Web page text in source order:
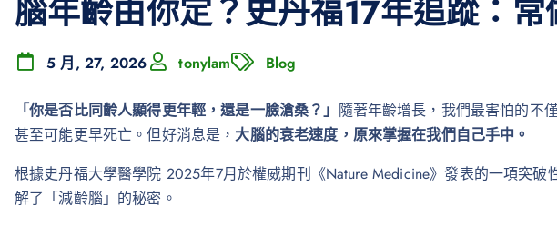
腦年齡由你定？史丹福17年追蹤：
5 月, 27, 2026 tonylam Blog
「你是否比同齡人顯得更年輕，還是一臉滄桑？」 隨著年齡增長，我們最害怕的不
甚至可能更早死亡。但好消息是，大腦的衰老速度，原來掌握在我們自己手中。
根據史丹福大學醫學院 2025年7月於權威期刊《Nature Medicine》發表的一項突
解了「減齡腦」的秘密。